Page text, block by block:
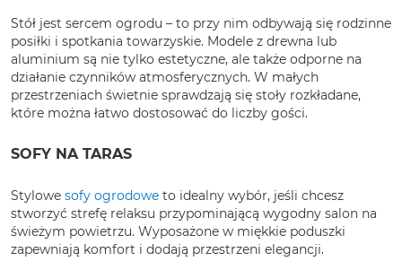
Stół jest sercem ogrodu – to przy nim odbywają się rodzinne
posiłki i spotkania towarzyskie. Modele z drewna lub
aluminium są nie tylko estetyczne, ale także odporne na
działanie czynników atmosferycznych. W małych
przestrzeniach świetnie sprawdzają się stoły rozkładane,
które można łatwo dostosować do liczby gości.
SOFY NA TARAS
Stylowe sofy ogrodowe to idealny wybór, jeśli chcesz
stworzyć strefę relaksu przypominającą wygodny salon na
świeżym powietrzu. Wyposażone w miękkie poduszki
zapewniają komfort i dodają przestrzeni elegancji.